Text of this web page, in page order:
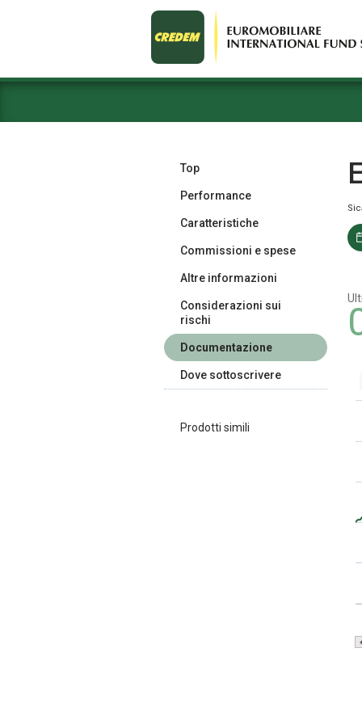
Top
Performance
Caratteristiche
Commissioni e spese
Altre informazioni
Considerazioni sui
rischi
Documentazione
Dove sottoscrivere
Prodotti simili